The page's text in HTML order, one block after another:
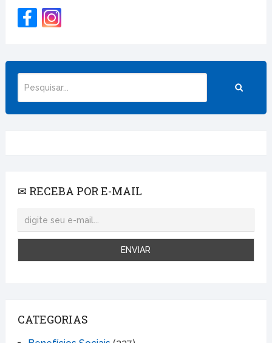
✉ RECEBA POR E-MAIL
CATEGORIAS